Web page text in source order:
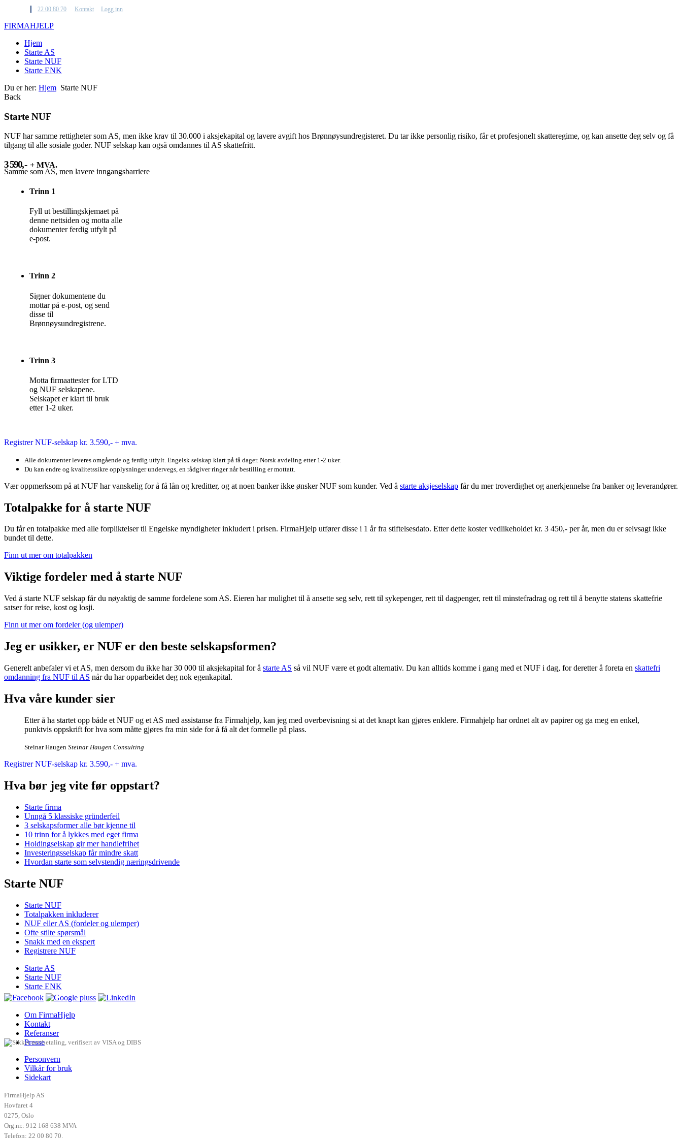
22 00 80 70 Kontakt Logg inn
FIRMAHJELP
Hjem
Starte AS
Starte NUF
Starte ENK
Du er her: Hjem Starte NUF
Back
Starte NUF
NUF har samme rettigheter som AS, men ikke krav til 30.000 i aksjekapital og lavere avgift hos Brønnøysundregisteret. Du tar ikke personlig risiko, får et profesjonelt skatteregime, og kan ansette deg selv og få
tilgang til alle sosiale goder. NUF selskap kan også omdannes til AS skattefritt.
3 590,- + MVA.
Samme som AS, men lavere inngangsbarriere
Trinn 1
Fyll ut bestillingskjemaet på
denne nettsiden og motta alle
dokumenter ferdig utfylt på
e-post.
Trinn 2
Signer dokumentene du
mottar på e-post, og send
disse til
Brønnøysundregistrene.
Trinn 3
Motta firmaattester for LTD
og NUF selskapene.
Selskapet er klart til bruk
etter 1-2 uker.
Registrer NUF-selskap kr. 3.590,- + mva.
Alle dokumenter leveres omgående og ferdig utfylt. Engelsk selskap klart på få dager. Norsk avdeling etter 1-2 uker.
Du kan endre og kvalitetssikre opplysninger undervegs, en rådgiver ringer når bestilling er mottatt.
Vær oppmerksom på at NUF har vanskelig for å få lån og kreditter, og at noen banker ikke ønsker NUF som kunder. Ved å starte aksjeselskap får du mer troverdighet og anerkjennelse fra banker og leverandører.
Totalpakke for å starte NUF
Du får en totalpakke med alle forpliktelser til Engelske myndigheter inkludert i prisen. FirmaHjelp utfører disse i 1 år fra stiftelsesdato. Etter dette koster vedlikeholdet kr. 3 450,- per år, men du er selvsagt ikke
bundet til dette.
Finn ut mer om totalpakken
Viktige fordeler med å starte NUF
Ved å starte NUF selskap får du nøyaktig de samme fordelene som AS. Eieren har mulighet til å ansette seg selv, rett til sykepenger, rett til dagpenger, rett til minstefradrag og rett til å benytte statens skattefrie
satser for reise, kost og losji.
Finn ut mer om fordeler (og ulemper)
Jeg er usikker, er NUF er den beste selskapsformen?
Generelt anbefaler vi et AS, men dersom du ikke har 30 000 til aksjekapital for å starte AS så vil NUF være et godt alternativ. Du kan alltids komme i gang med et NUF i dag, for deretter å foreta en skattefri
omdanning fra NUF til AS når du har opparbeidet deg nok egenkapital.
Hva våre kunder sier
Etter å ha startet opp både et NUF og et AS med assistanse fra Firmahjelp, kan jeg med overbevisning si at det knapt kan gjøres enklere. Firmahjelp har ordnet alt av papirer og ga meg en enkel,
punktvis oppskrift for hva som måtte gjøres fra min side for å få alt det formelle på plass.
Steinar Haugen Steinar Haugen Consulting
Registrer NUF-selskap kr. 3.590,- + mva.
Hva bør jeg vite før oppstart?
Starte firma
Unngå 5 klassiske gründerfeil
3 selskapsformer alle bør kjenne til
10 trinn for å lykkes med eget firma
Holdingselskap gir mer handlefrihet
Investeringsselskap får mindre skatt
Hvordan starte som selvstendig næringsdrivende
Starte NUF
Starte NUF
Totalpakken inkluderer
NUF eller AS (fordeler og ulemper)
Ofte stilte spørsmål
Snakk med en ekspert
Registrere NUF
Starte AS
Starte NUF
Starte ENK
Om FirmaHjelp
Kontakt
Referanser
Presse
Personvern
Vilkår for bruk
Sidekart
FirmaHjelp AS
Hovfaret 4
0275 Oslo
Org.nr.: 912 168 638 MVA
Telefon: 22 00 80 70